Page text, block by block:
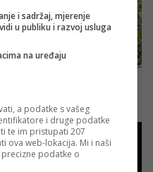
i sadržaj, mjerenje
u publiku i razvoj usluga
na uređaju
a podatke s vašeg
i druge podatke
te im pristupati 207
ova web-lokacija. Mi i naši
podatke o